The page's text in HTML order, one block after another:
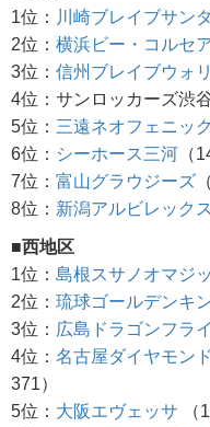
1位： 川崎ブレイブサン
2位： 横浜ビー・コルセ
3位： 信州ブレイブウォ
4位：サンロッカーズ渋
5位： 三遠ネオフェニッ
6位： シーホース三河 （
7位： 富山グラウジーズ
8位： 新潟アルビレック
■西地区
1位： 島根スサノオマジ
2位： 琉球ゴールデンキ
3位： 広島ドラゴンフラ
4位： 名古屋ダイヤモン
371）
5位： 大阪エヴェッサ （